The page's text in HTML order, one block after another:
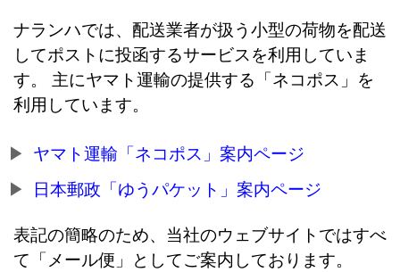
ナランハでは、配送業者が扱う小型の荷物を配送
してポストに投函するサービスを利用していま
す。 主にヤマト運輸の提供する「ネコポス」を
利用しています。
ヤマト運輸「ネコポス」案内ページ
日本郵政「ゆうパケット」案内ページ
表記の簡略のため、当社のウェブサイトではすべ
て「メール便」としてご案内しております。